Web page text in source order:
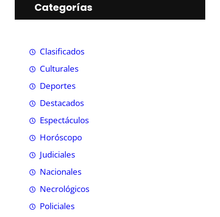
Categorías
Clasificados
Culturales
Deportes
Destacados
Espectáculos
Horóscopo
Judiciales
Nacionales
Necrológicos
Policiales